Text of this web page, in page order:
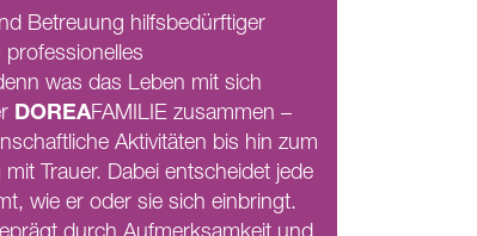
Betreuung hilfsbedürftiger
was das Leben mit sich
DOREAFAMILIE zusammen –
Aktivitäten bis hin zum
Trauer. Dabei entscheidet jede
wie er oder sie sich einbringt.
durch Aufmerksamkeit und